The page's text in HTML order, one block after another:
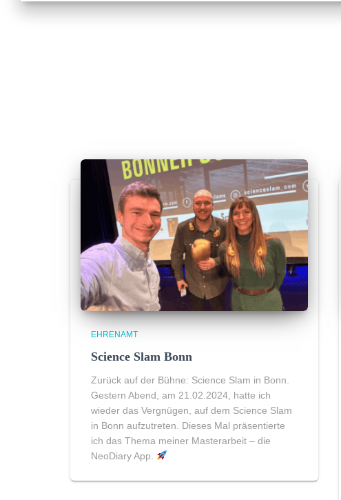
EHRENAMT
Science Slam Bonn
Zurück auf der Bühne: Science Slam in Bonn.
Gestern Abend, am 21.02.2024, hatte ich
wieder das Vergnügen, auf dem Science Slam
in Bonn aufzutreten. Dieses Mal präsentierte
ich das Thema meiner Masterarbeit – die
NeoDiary App.